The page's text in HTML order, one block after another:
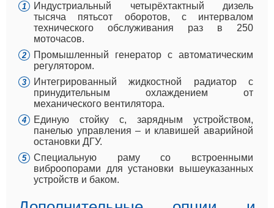
Индустриальный четырёхтактный дизель
тысяча пятьсот оборотов, с интервалом
технического обслуживания раз в 250
моточасов.
Промышленный генератор с автоматическим
регулятором.
Интегрированный жидкостной радиатор с
принудительным охлаждением от
механического вентилятора.
Единую стойку с, зарядным устройством,
панелью управления – и клавишей аварийной
остановки ДГУ.
Специальную раму со встроенными
виброопорами для установки вышеуказанных
устройств и баком.